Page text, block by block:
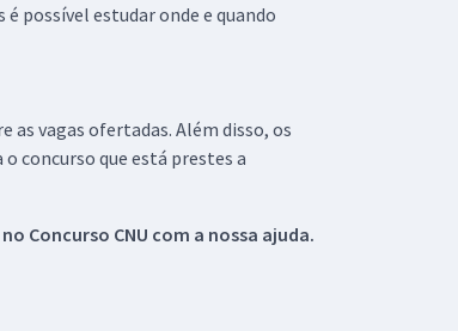
possível estudar onde e quando
as vagas ofertadas. Além disso, os
concurso que está prestes a
Concurso CNU com a nossa ajuda.